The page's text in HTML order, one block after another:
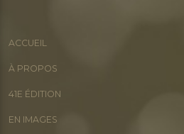
ACCUEIL
À PROPOS
41E ÉDITION
EN IMAGES